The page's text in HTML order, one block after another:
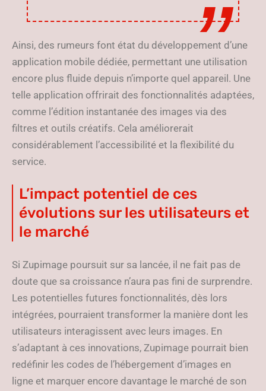
Ainsi, des rumeurs font état du développement d’une
application mobile dédiée, permettant une utilisation
encore plus fluide depuis n’importe quel appareil. Une
telle application offrirait des fonctionnalités adaptées,
comme l’édition instantanée des images via des
filtres et outils créatifs. Cela améliorerait
considérablement l’accessibilité et la flexibilité du
service.
L’impact potentiel de ces
évolutions sur les utilisateurs et
le marché
Si Zupimage poursuit sur sa lancée, il ne fait pas de
doute que sa croissance n’aura pas fini de surprendre.
Les potentielles futures fonctionnalités, dès lors
intégrées, pourraient transformer la manière dont les
utilisateurs interagissent avec leurs images. En
s’adaptant à ces innovations, Zupimage pourrait bien
redéfinir les codes de l’hébergement d’images en
ligne et marquer encore davantage le marché de son